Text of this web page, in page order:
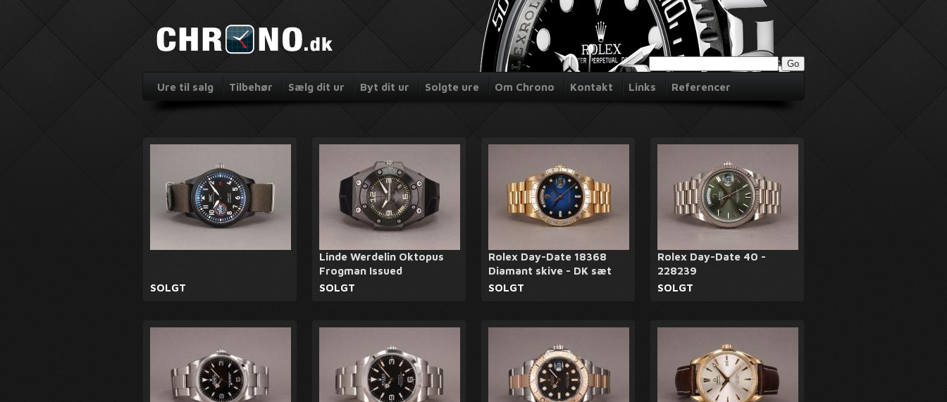
Ure til salg Tilbehør Sælg dit ur Byt dit ur Solgte ure Om Chrono Kontakt Links Referencer
SOLGT
Linde Werdelin Oktopus
Frogman Issued
SOLGT
Rolex Day-Date 18368
Diamant skive - DK sæt
SOLGT
Rolex Day-Date 40 -
228239
SOLGT